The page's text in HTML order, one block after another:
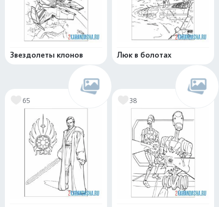
Звездолеты клонов Люк в болотах
65 38